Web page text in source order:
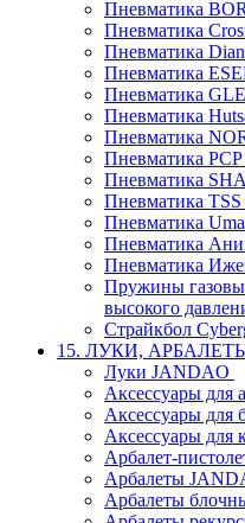
Пневматика
Пневматика
Пневматика
Пневматика
Пневматика
Пневматика
Пневматика
Пневматика
Пневматика
Пневматика
Пневматика
Пневматика
Пневматика
Пружины
высокого
Страйкбол
15. ЛУКИ,
Луки JANDAO
Аксессуары для
Аксессуары для
Аксессуары для
Арбалет-
Арбалеты
Арбалеты